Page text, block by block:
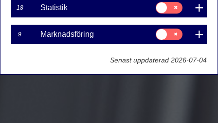
18 Statistik
Samtycke
för:
Statistik
9 Marknadsföring
Samtycke
för:
Marknadsföring
Senast uppdaterad 2026-07-04